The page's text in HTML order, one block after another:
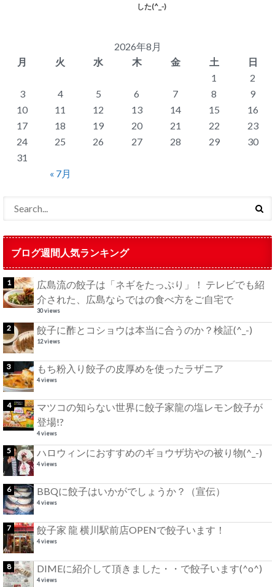
した(^_-)
2026年8月
月
火 水 木 金 土 日
« 7月
1
2
3
4 5 6 7 8
9
10
11 12 13 14 15
16
17
18 19 20 21 22
23
24
25 26 27 28 29
30
31
ブログ週間人気ランキング
広島流の餃子は「ネギをたっぷり」！ テレビでも紹
介された、広島ならではの食べ方をご自宅で
30 views
餃子に酢とコショウは本当に合うのか？検証(^_-)
12 views
もち粉入り餃子の皮厚めを使ったラザニア
4 views
マツコの知らない世界に餃子家龍の塩レモン餃子が
登場!?
4 views
ハロウィンにおすすめのギョウザ坊やの被り物(^_-)
4 views
BBQに餃子はいかがでしょうか？（宣伝）
4 views
餃子家 龍 横川駅前店OPENで餃子います！
4 views
DIMEに紹介して頂きました・・で餃子います(^o^)
4 views